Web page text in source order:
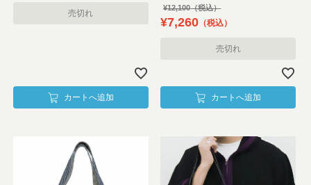
売切れ
カートへ追加
¥12,100
¥7,260 税込
売切れ
カートへ追加